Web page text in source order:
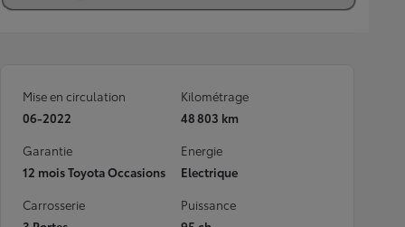
Mise en circulation
06-2022
Kilométrage
48 803 km
Garantie
12 mois Toyota Occasions
Energie
Electrique
Carrosserie
Puissance